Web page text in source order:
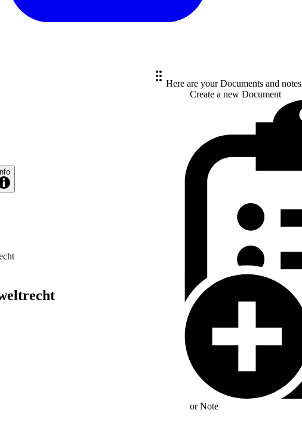
für Windenergieanlagen an
Here are your Documents and notes
Create a new Document
orNote